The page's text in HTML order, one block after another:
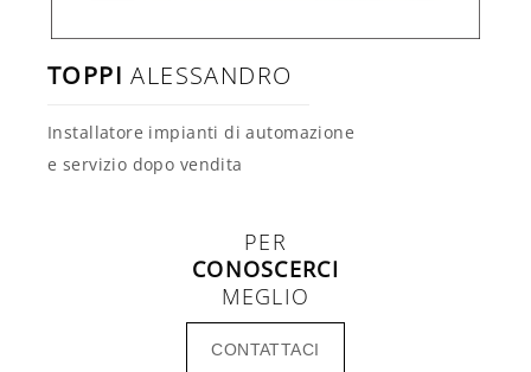
TOPPI ALESSANDRO
Installatore impianti di automazione
e servizio dopo vendita
PER
CONOSCERCI
MEGLIO
CONTATTACI